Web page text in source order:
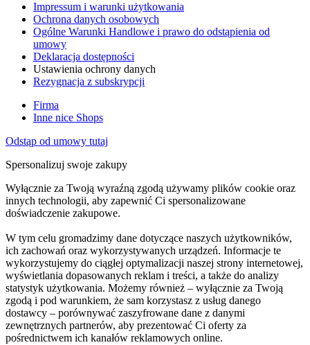
Impressum i warunki użytkowania
Ochrona danych osobowych
Ogólne Warunki Handlowe i prawo do odstąpienia od
umowy
Deklaracja dostępności
Ustawienia ochrony danych
Rezygnacja z subskrypcji
Firma
Inne nice Shops
Odstąp od umowy tutaj
Spersonalizuj swoje zakupy
Wyłącznie za Twoją wyraźną zgodą używamy plików cookie oraz
innych technologii, aby zapewnić Ci spersonalizowane
doświadczenie zakupowe.
W tym celu gromadzimy dane dotyczące naszych użytkowników,
ich zachowań oraz wykorzystywanych urządzeń. Informacje te
wykorzystujemy do ciągłej optymalizacji naszej strony internetowej,
wyświetlania dopasowanych reklam i treści, a także do analizy
statystyk użytkowania. Możemy również – wyłącznie za Twoją
zgodą i pod warunkiem, że sam korzystasz z usług danego
dostawcy – porównywać zaszyfrowane dane z danymi
zewnętrznych partnerów, aby prezentować Ci oferty za
pośrednictwem ich kanałów reklamowych online.